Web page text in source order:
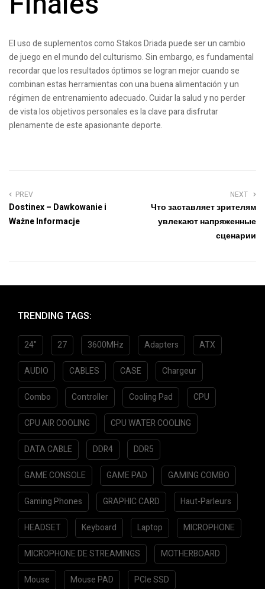
El uso de suplementos como Stakos Driada puede ser un cambio
de juego en el mundo del culturismo. Sin embargo, es fundamental
recordar que los resultados óptimos se logran mejor cuando se
combinan estas herramientas con una buena alimentación y un
régimen de entrenamiento adecuado. Cuidar la salud y no perder
de vista los objetivos personales es la clave para disfrutar
plenamente de este apasionante deporte.
PREV
Dostinex – Dawkowanie i
Ważne Informacje
NEXT
Что заставляет зрителям
увлекают напряженные
сценарии
TRENDING TAGS:
24" 27 3600MHz Adapters ATX
AUDIO CABLES CASE Chargeur
Combo Controller Cooling Pad CPU
CPU AIR COOLING CPU WATER COOLING
DATA CABLE DDR4 DDR5
GAME CONSOLE GAME PAD GAMING COMBO
Gaming Phones GRAPHIC CARD Haut-Parleurs
HEADSET Keyboard Laptop MICROPHONE
MICROPHONE DE STREAMINGS MOTHERBOARD
Mouse Mouse PAD PCIe SSD